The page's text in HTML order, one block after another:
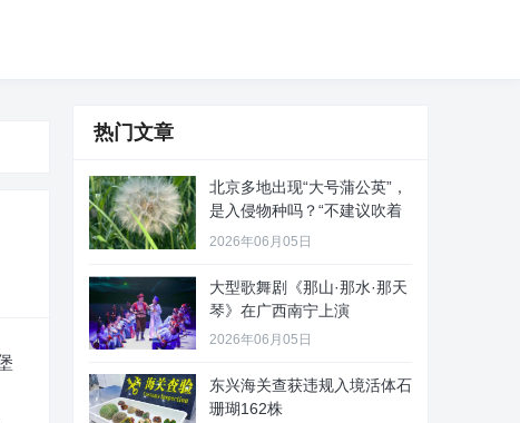
热门文章
北京多地出现“大号蒲公英”，
是入侵物种吗？“不建议吹着
玩
2026年06月05日
大型歌舞剧《那山·那水·那天
琴》在广西南宁上演
2026年06月05日
东兴海关查获违规入境活体石
珊瑚162株